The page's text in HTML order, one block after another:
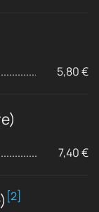
5,80 €
7,40 €
[2]